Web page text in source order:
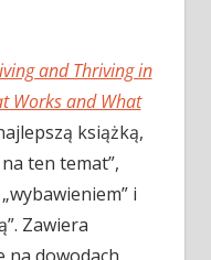
and Thriving in
Works and What
książką,
ten temat”,
i
Zawiera